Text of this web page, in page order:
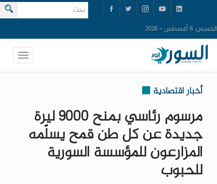
الخميس, 6 أغسطس - 2026
أخبار اقتصادية
مرسوم رئاسي بمنح 9000 ليرة
جديدة عن كل طن قمح يسلّمه
المزارعون للمؤسسة السورية
للحبوب